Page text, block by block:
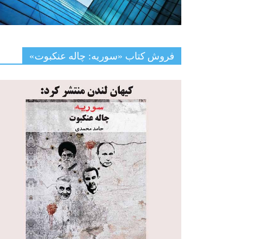
فروش کتاب «سوریه: چاله عنکبوت»